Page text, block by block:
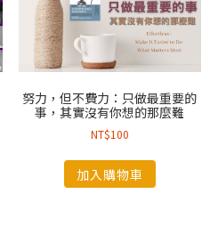
努力，但不費力：只做最重要的
事，其實沒有你想的那麼難
NT$100
加入購物車